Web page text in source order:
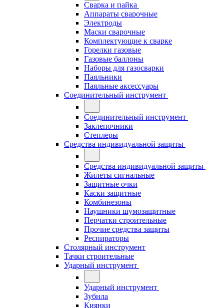
Сварка и пайка
Аппараты сварочные
Электроды
Маски сварочные
Комплектующие к сварке
Горелки газовые
Газовые баллоны
Наборы для газосварки
Паяльники
Паяльные аксессуары
Соединительный инструмент
Соединительный инструмент
Заклепочники
Степлеры
Средства индивидуальной защиты
Средства индивидуальной защиты
Жилеты сигнальные
Защитные очки
Каски защитные
Комбинезоны
Наушники шумозащитные
Перчатки строительные
Прочие средства защиты
Респираторы
Столярный инструмент
Тачки строительные
Ударный инструмент
Ударный инструмент
Зубила
Киянки